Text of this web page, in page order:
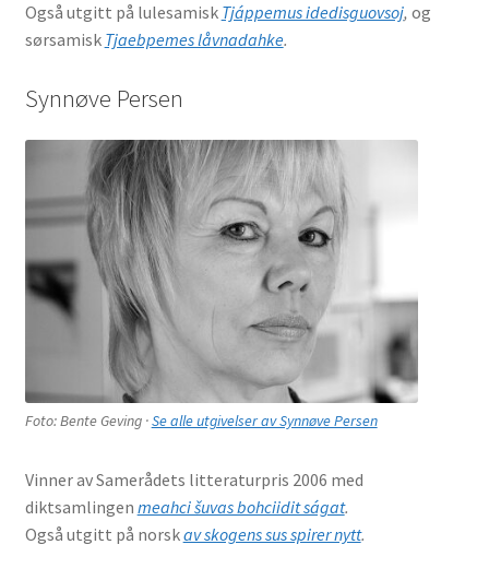
Også utgitt på lulesamisk Tjáppemus idedisguovsoj, og
sørsamisk Tjaebpemes låvnadahke.
Synnøve Persen
Foto: Bente Geving ·Se alle utgivelser av Synnøve Persen
Vinner av Samerådets litteraturpris 2006 med
diktsamlingen meahci šuvas bohciidit ságat.
Også utgitt på norskav skogens sus spirer nytt.